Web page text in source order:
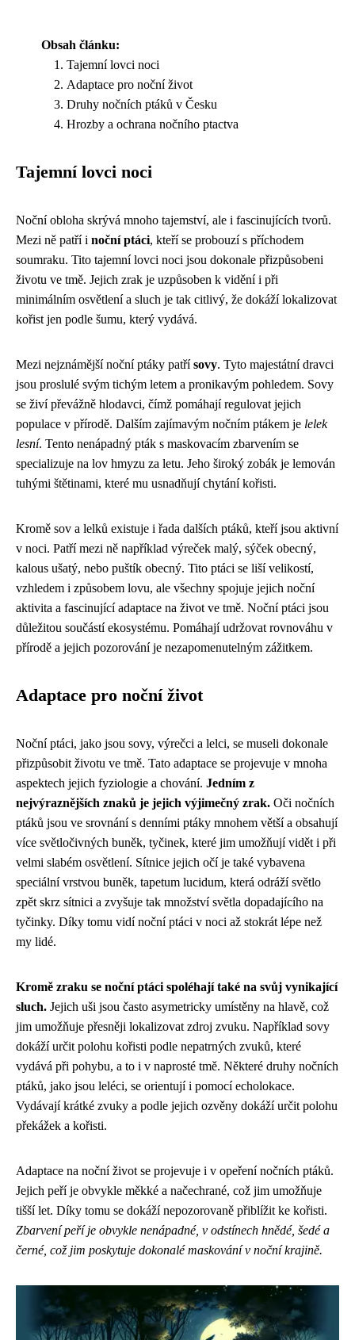
Obsah článku:
Tajemní lovci noci
Adaptace pro noční život
Druhy nočních ptáků v Česku
Hrozby a ochrana nočního ptactva
Tajemní lovci noci
Noční obloha skrývá mnoho tajemství, ale i fascinujících tvorů.
Mezi ně patří i noční ptáci, kteří se probouzí s příchodem
soumraku. Tito tajemní lovci noci jsou dokonale přizpůsobeni
životu ve tmě. Jejich zrak je uzpůsoben k vidění i při
minimálním osvětlení a sluch je tak citlivý, že dokáží lokalizovat
kořist jen podle šumu, který vydává.
Mezi nejznámější noční ptáky patřísovy. Tyto majestátní dravci
jsou proslulé svým tichým letem a pronikavým pohledem. Sovy
se živí převážně hlodavci, čímž pomáhají regulovat jejich
populace v přírodě. Dalším zajímavým nočním ptákem je lelek
lesní. Tento nenápadný pták s maskovacím zbarvením se
specializuje na lov hmyzu za letu. Jeho široký zobák je lemován
tuhými štětinami, které mu usnadňují chytání kořisti.
Kromě sov a lelků existuje i řada dalších ptáků, kteří jsou aktivní
v noci. Patří mezi ně například výreček malý, sýček obecný,
kalous ušatý, nebo puštík obecný. Tito ptáci se liší velikostí,
vzhledem i způsobem lovu, ale všechny spojuje jejich noční
aktivita a fascinující adaptace na život ve tmě. Noční ptáci jsou
důležitou součástí ekosystému. Pomáhají udržovat rovnováhu v
přírodě a jejich pozorování je nezapomenutelným zážitkem.
Adaptace pro noční život
Noční ptáci, jako jsou sovy, výrečci a lelci, se museli dokonale
přizpůsobit životu ve tmě. Tato adaptace se projevuje v mnoha
aspektech jejich fyziologie a chování. Jedním z
nejvýraznějších znaků je jejich výjimečný zrak. Oči nočních
ptáků jsou ve srovnání s denními ptáky mnohem větší a obsahují
více světločivných buněk, tyčinek, které jim umožňují vidět i při
velmi slabém osvětlení. Sítnice jejich očí je také vybavena
speciální vrstvou buněk, tapetum lucidum, která odráží světlo
zpět skrz sítnici a zvyšuje tak množství světla dopadajícího na
tyčinky. Díky tomu vidí noční ptáci v noci až stokrát lépe než
my lidé.
Kromě zraku se noční ptáci spoléhají také na svůj vynikající
sluch. Jejich uši jsou často asymetricky umístěny na hlavě, což
jim umožňuje přesněji lokalizovat zdroj zvuku. Například sovy
dokáží určit polohu kořisti podle nepatrných zvuků, které
vydává při pohybu, a to i v naprosté tmě. Některé druhy nočních
ptáků, jako jsou leléci, se orientují i pomocí echolokace.
Vydávají krátké zvuky a podle jejich ozvěny dokáží určit polohu
překážek a kořisti.
Adaptace na noční život se projevuje i v opeření nočních ptáků.
Jejich peří je obvykle měkké a načechrané, což jim umožňuje
tišší let. Díky tomu se dokáží nepozorovaně přiblížit ke kořisti.
Zbarvení peří je obvykle nenápadné, v odstínech hnědé, šedé a
černé, což jim poskytuje dokonalé maskování v noční krajině.